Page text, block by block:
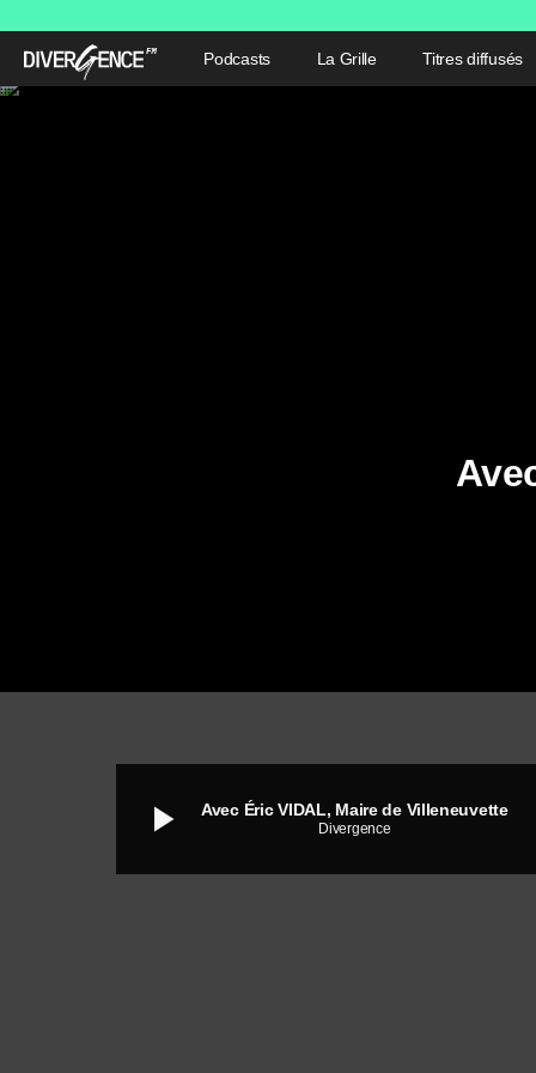
Podcasts La Grille Titres diffusés
play_arrow Avec Éric VIDAL, Maire de Villeneuvette
Divergence